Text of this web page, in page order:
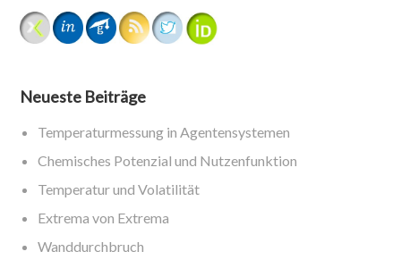
Neueste Beiträge
Temperaturmessung in Agentensystemen
Chemisches Potenzial und Nutzenfunktion
Temperatur und Volatilität
Extrema von Extrema
Wanddurchbruch